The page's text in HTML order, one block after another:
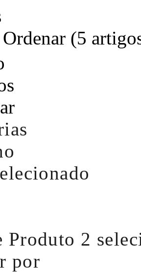
(5
Produto 2
por